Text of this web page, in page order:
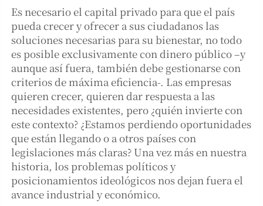
Es necesario el capital privado para que el país
pueda crecer y ofrecer a sus ciudadanos las
soluciones necesarias para su bienestar, no todo
es posible exclusivamente con dinero público –y
aunque así fuera, también debe gestionarse con
criterios de máxima eficiencia-. Las empresas
quieren crecer, quieren dar respuesta a las
necesidades existentes, pero ¿quién invierte con
este contexto? ¿Estamos perdiendo oportunidades
que están llegando o a otros países con
legislaciones más claras? Una vez más en nuestra
historia, los problemas políticos y
posicionamientos ideológicos nos dejan fuera el
avance industrial y económico.